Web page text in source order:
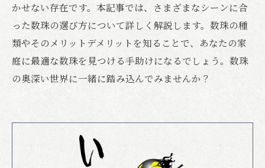
かせない存在です。本記事では、さまざまなシーンに合
った数珠の選び方について詳しく解説します。数珠の種
類やそのメリットデメリットを知ることで、あなたの家
庭に最適な数珠を見つける手助けになるでしょう。数珠
の奥深い世界に一緒に踏み込んでみませんか？